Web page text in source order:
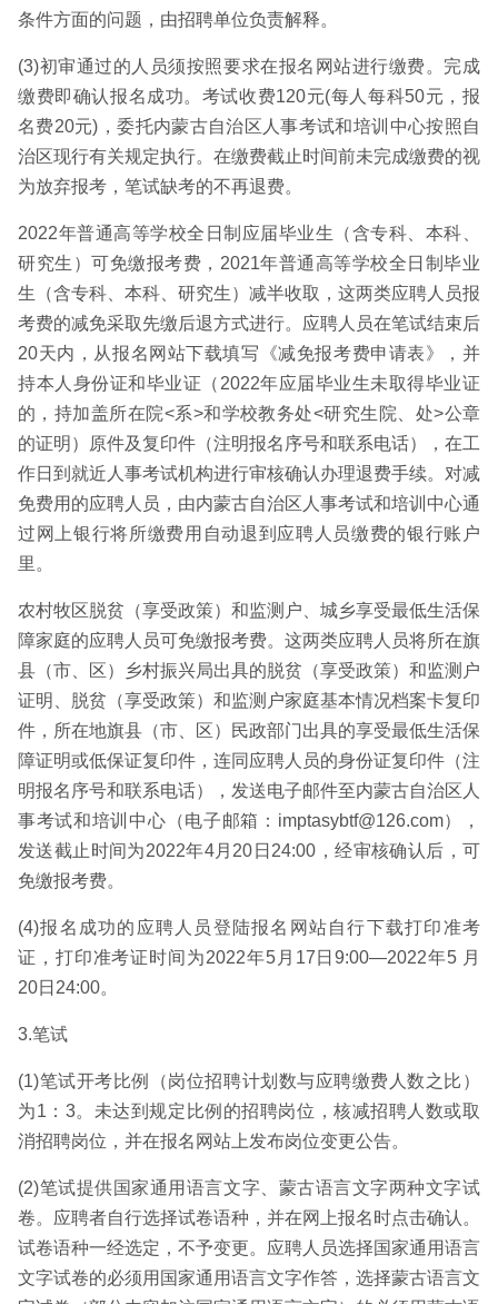
条件方面的问题，由招聘单位负责解释。
(3)初审通过的人员须按照要求在报名网站进行缴费。完成
缴费即确认报名成功。考试收费120元(每人每科50元，报
名费20元)，委托内蒙古自治区人事考试和培训中心按照自
治区现行有关规定执行。在缴费截止时间前未完成缴费的视
为放弃报考，笔试缺考的不再退费。
2022年普通高等学校全日制应届毕业生（含专科、本科、
研究生）可免缴报考费，2021年普通高等学校全日制毕业
生（含专科、本科、研究生）减半收取，这两类应聘人员报
考费的减免采取先缴后退方式进行。应聘人员在笔试结束后
20天内，从报名网站下载填写《减免报考费申请表》，并
持本人身份证和毕业证（2022年应届毕业生未取得毕业证
的，持加盖所在院<系>和学校教务处<研究生院、处>公章
的证明）原件及复印件（注明报名序号和联系电话），在工
作日到就近人事考试机构进行审核确认办理退费手续。对减
免费用的应聘人员，由内蒙古自治区人事考试和培训中心通
过网上银行将所缴费用自动退到应聘人员缴费的银行账户
里。
农村牧区脱贫（享受政策）和监测户、城乡享受最低生活保
障家庭的应聘人员可免缴报考费。这两类应聘人员将所在旗
县（市、区）乡村振兴局出具的脱贫（享受政策）和监测户
证明、脱贫（享受政策）和监测户家庭基本情况档案卡复印
件，所在地旗县（市、区）民政部门出具的享受最低生活保
障证明或低保证复印件，连同应聘人员的身份证复印件（注
明报名序号和联系电话），发送电子邮件至内蒙古自治区人
事考试和培训中心（电子邮箱：imptasybtf@126.com），
发送截止时间为2022年4月20日24:00，经审核确认后，可
免缴报考费。
(4)报名成功的应聘人员登陆报名网站自行下载打印准考
证，打印准考证时间为2022年5月17日9:00—2022年5 月
20日24:00。
3.笔试
(1)笔试开考比例（岗位招聘计划数与应聘缴费人数之比）
为1：3。未达到规定比例的招聘岗位，核减招聘人数或取
消招聘岗位，并在报名网站上发布岗位变更公告。
(2)笔试提供国家通用语言文字、蒙古语言文字两种文字试
卷。应聘者自行选择试卷语种，并在网上报名时点击确认。
试卷语种一经选定，不予变更。应聘人员选择国家通用语言
文字试卷的必须用国家通用语言文字作答，选择蒙古语言文